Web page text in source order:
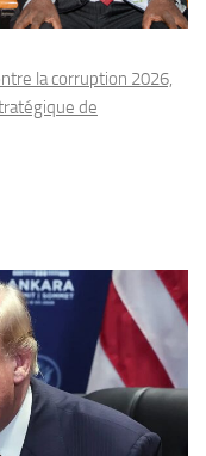
la corruption 2026,
de